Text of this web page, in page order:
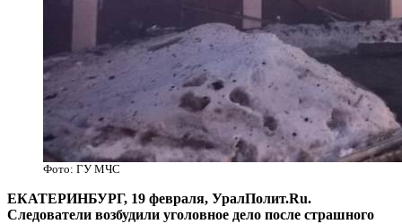
Фото: ГУ МЧС
​ЕКАТЕРИНБУРГ, 19 февраля, УралПолит.Ru.
Следователи возбудили уголовное дело после страшного